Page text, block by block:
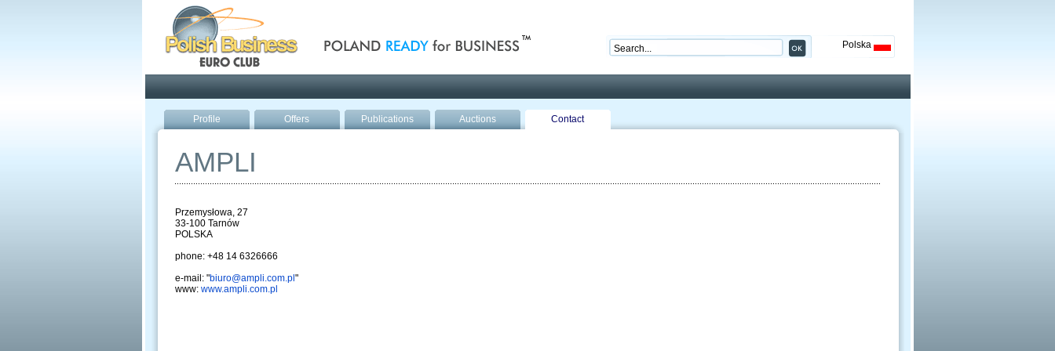
Polska
Profile Offers Publications Auctions Contact
AMPLI
Przemysłowa, 27
33-100 Tarnów
POLSKA
phone: +48 14 6326666
e-mail: "biuro@ampli.com.pl "
www: www.ampli.com.pl